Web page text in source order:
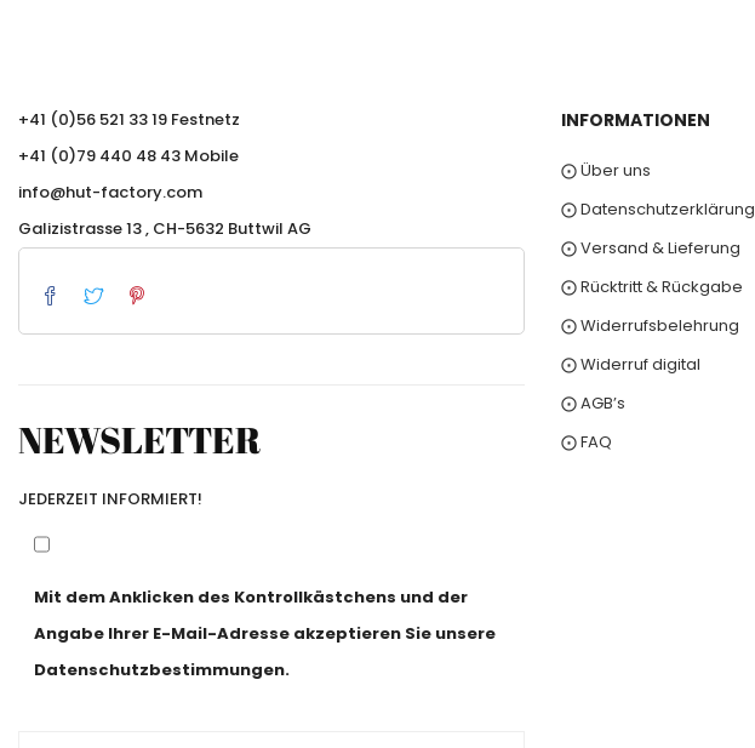
+41 (0)56 521 33 19 Festnetz
+41 (0)79 440 48 43 Mobile
info@hut-factory.com
Galizistrasse 13 , CH-5632 Buttwil AG
NEWSLETTER
JEDERZEIT INFORMIERT!
Mit dem Anklicken des Kontrollkästchens und der
Angabe Ihrer E-Mail-Adresse akzeptieren Sie unsere
Datenschutzbestimmungen.
INFORMATIONEN
⨀ Über uns
⨀ Datenschutzerklärung
⨀ Versand & Lieferung
⨀ Rücktritt & Rückgabe
⨀ Widerrufsbelehrung
⨀ Widerruf digital
⨀ AGB’s
⨀ FAQ